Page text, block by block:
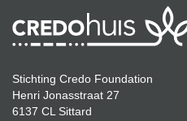
Stichting Credo Foundation
Henri Jonasstraat 27
6137 CL Sittard